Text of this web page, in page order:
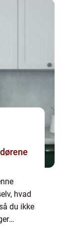
hvad
du ikke